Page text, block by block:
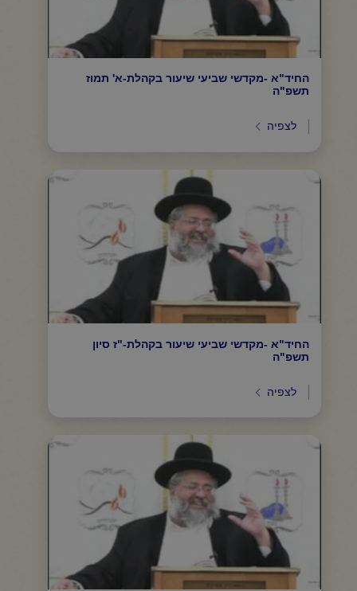
החיד"א -מקדשי שביעי שיעור בקהלת-א' תמוז
תשפ"ה
לצפיה
החיד"א -מקדשי שביעי שיעור בקהלת-"ז סיון
תשפ"ה
לצפיה